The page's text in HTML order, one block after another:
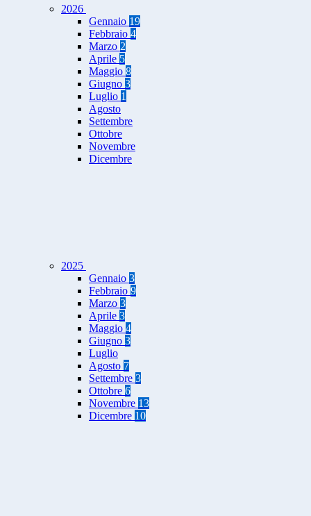
2026
Gennaio 19
Febbraio 4
Marzo 2
Aprile 5
Maggio 8
Giugno 3
Luglio 1
Agosto
Settembre
Ottobre
Novembre
Dicembre
2025
Gennaio 3
Febbraio 9
Marzo 3
Aprile 3
Maggio 4
Giugno 3
Luglio
Agosto 7
Settembre 3
Ottobre 6
Novembre 13
Dicembre 10